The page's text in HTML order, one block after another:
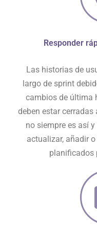
Responder
Las historias de
largo de sprint
cambios de última
deben estar
no siempre es así
actualizar, añadir
planificados